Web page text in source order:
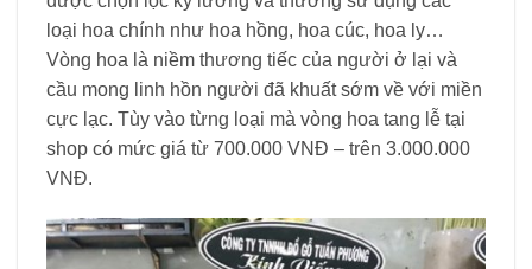
loại hoa chính như hoa hồng, hoa cúc, hoa ly…
Vòng hoa là niềm thương tiếc của người ở lại và
cầu mong linh hồn người đã khuất sớm về với miền
cực lạc. Tùy vào từng loại mà vòng hoa tang lễ tại
shop có mức giá từ 700.000 VNĐ – trên 3.000.000
VNĐ.